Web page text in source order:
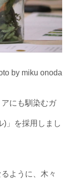
by miku onoda
にも馴染むガ
)」を採用しまし
ように、木々